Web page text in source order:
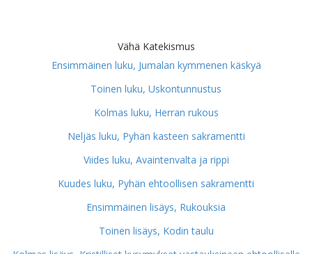
Vähä Katekismus
Ensimmäinen luku, Jumalan kymmenen käskyä
Toinen luku, Uskontunnustus
Kolmas luku, Herran rukous
Neljäs luku, Pyhän kasteen sakramentti
Viides luku, Avaintenvalta ja rippi
Kuudes luku, Pyhän ehtoollisen sakramentti
Ensimmäinen lisäys, Rukouksia
Toinen lisäys, Kodin taulu